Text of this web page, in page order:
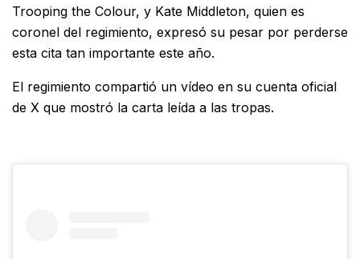
Trooping the Colour, y Kate Middleton, quien es
coronel del regimiento, expresó su pesar por perderse
esta cita tan importante este año.
El regimiento compartió un vídeo en su cuenta oficial
de X que mostró la carta leída a las tropas.